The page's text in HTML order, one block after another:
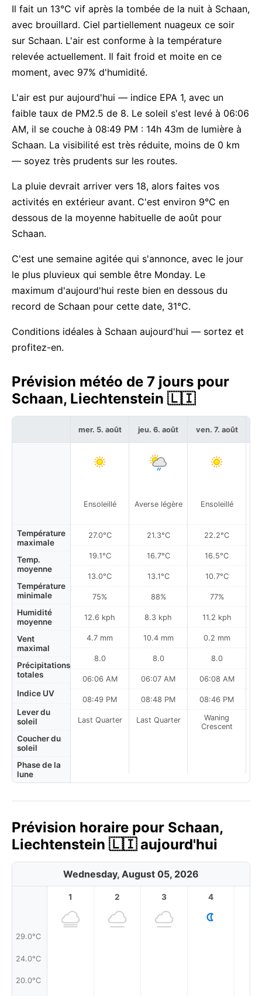
Il fait un 13°C vif après la tombée de la nuit à Schaan,
avec brouillard. Ciel partiellement nuageux ce soir
sur Schaan. L'air est conforme à la température
relevée actuellement. Il fait froid et moite en ce
moment, avec 97% d'humidité.
L'air est pur aujourd'hui — indice EPA 1, avec un
faible taux de PM2.5 de 8. Le soleil s'est levé à 06:06
AM, il se couche à 08:49 PM : 14h 43m de lumière à
Schaan. La visibilité est très réduite, moins de 0 km
— soyez très prudents sur les routes.
La pluie devrait arriver vers 18, alors faites vos
activités en extérieur avant. C'est environ 9°C en
dessous de la moyenne habituelle de août pour
Schaan.
C'est une semaine agitée qui s'annonce, avec le jour
le plus pluvieux qui semble être Monday. Le
maximum d'aujourd'hui reste bien en dessous du
record de Schaan pour cette date, 31°C.
Conditions idéales à Schaan aujourd'hui — sortez et
profitez-en.
Prévision météo de 7 jours pour
Schaan, Liechtenstein 🇱🇮
Température
maximale
Temp.
moyenne
Température
minimale
Humidité
moyenne
Vent
maximal
Précipitations
totales
Indice UV
Lever du
soleil
Coucher du
soleil
Phase de la
lune
mer. 5. août
Ensoleillé
27.0°C
19.1°C
13.0°C
75%
12.6 kph
4.7 mm
8.0
06:06 AM
08:49 PM
Last Quarter
jeu. 6. août
Averse légère
21.3°C
16.7°C
13.1°C
88%
8.3 kph
10.4 mm
8.0
06:07 AM
08:48 PM
Last Quarter
ven. 7. août
Ensoleillé
22.2°C
16.5°C
10.7°C
77%
11.2 kph
0.2 mm
8.0
06:08 AM
08:46 PM
Waning
Crescent
Prévision horaire pour Schaan,
Liechtenstein 🇱🇮 aujourd'hui
Wednesday, August 05, 2026
29.0°C
24.0°C
20.0°C
1 2 3 4